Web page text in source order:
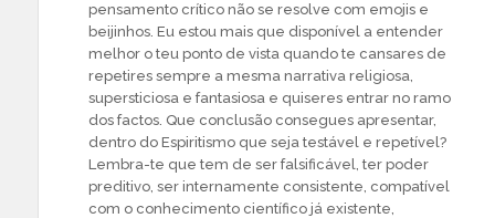
pensamento crítico não se resolve com emojis e
beijinhos. Eu estou mais que disponível a entender
melhor o teu ponto de vista quando te cansares de
repetires sempre a mesma narrativa religiosa,
supersticiosa e fantasiosa e quiseres entrar no ramo
dos factos. Que conclusão consegues apresentar,
dentro do Espiritismo que seja testável e repetível?
Lembra-te que tem de ser falsificável, ter poder
preditivo, ser internamente consistente, compatível
com o conhecimento científico já existente,